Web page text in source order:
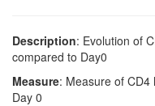
Description: Evolution of
compared to Day0
Measure: Measure of
Day 0